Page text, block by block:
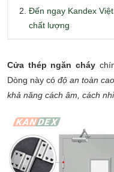
Đến ngay Kandex
chất lượng
Cửa thép ngăn cháy
Dòng này có độ an toàn
khả năng cách âm, cách